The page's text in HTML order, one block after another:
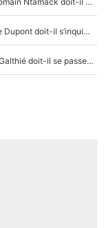
«Le XV de France est meilleur avec Lucu» : Antoine Dupont doit-il s’inquiéter pour sa place ?
Le XV de France a trouvé son remplaçant : Fabien Galthié doit-il se passer d'Antoine Dupont ?